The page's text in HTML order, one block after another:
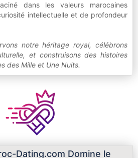
dans les valeurs marocaines
intellectuelle et de profondeur
notre héritage royal, célébrons
et construisons des histoires
des Mille et Une Nuits.
Dating.com Domine le